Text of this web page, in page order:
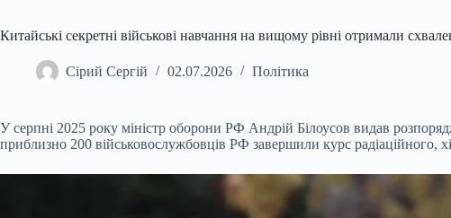
Китайські секретні військові навчання на вищому рівні отримали
Сірий Сергій 02.07.2026 Політика
У серпні 2025 року міністр оборони РФ Андрій Білоусов видав
приблизно 200 військовослужбовців РФ завершили курс радіаційного,